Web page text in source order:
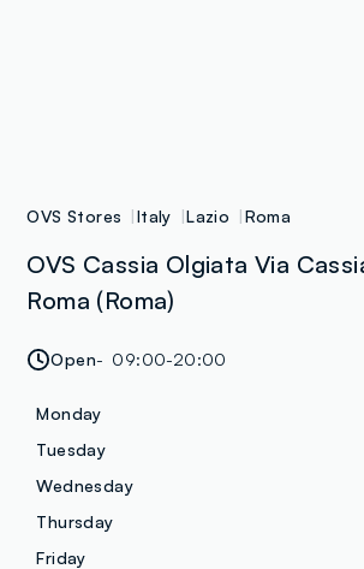
OVS Stores Italy Lazio Roma
OVS Cassia Olgiata Via
Roma (Roma)
Open 09:00-20:00
Monday
Tuesday
Wednesday
Thursday
Friday